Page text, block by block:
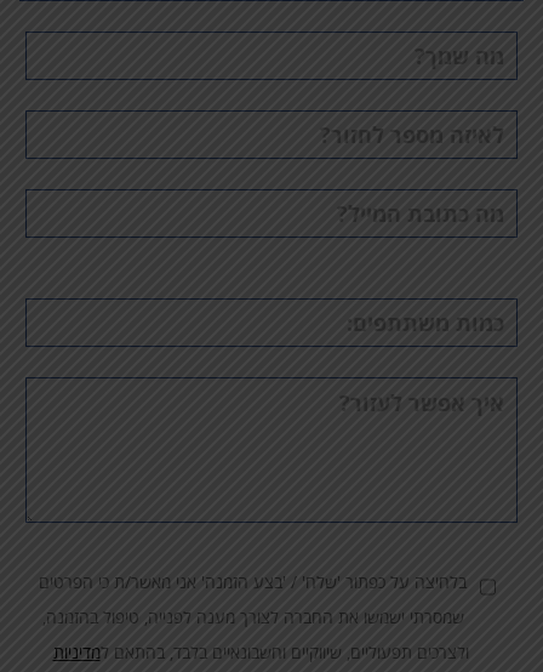
מלא
טלפון
משתתפים
בלחיצה על כפתור 'שלח' / 'בצע הזמנה' אני מאשר/ת כי הפרטים
שמסרתי ישמשו את החברה לצורך מענה לפנייה, טיפול בהזמנה,
ולצרכים תפעוליים, שיווקיים וחשבונאיים בלבד, בהתאם למדיניות